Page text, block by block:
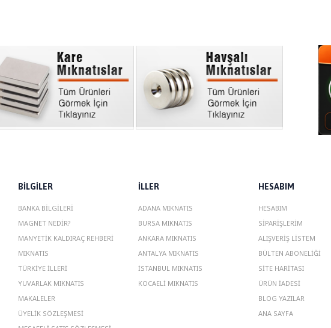
BILGILER
BANKA BILGILERI
MAGNET NEDIR?
MANYETIK KALDIRAÇ REHBERI
MIKNATIS
TÜRKIYE İLLERI
YUVARLAK MIKNATIS
MAKALELER
ÜYELIK SÖZLEŞMESI
ILLER
ADANA MIKNATIS
BURSA MIKNATIS
ANKARA MIKNATIS
ANTALYA MIKNATIS
ISTANBUL MIKNATIS
KOCAELI MIKNATIS
HESABIM
HESABIM
SIPARIŞLERIM
ALIŞVERIŞ LISTEM
BÜLTEN ABONELIĞI
SITE HARITASI
ÜRÜN İADESI
BLOG YAZILAR
ANA SAYFA